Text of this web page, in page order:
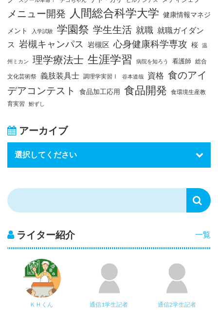
メニュー開発 人間総合科学大学 健康情報マネジ
メント
入学試験 学園祭 学生生活 就職 就職ガイダン
ス 岩槻キャンパス 岩槻区 心身健康科学専攻 桜 温
州ミカン 理学療法士 生涯学習 病院を知ろう 看護師 総合
文化芸術祭 義肢装具士 調理学実習Ⅰ 谷本道哉 資格 食のアイ
デアコンテスト
食品加工応用 食品開発 食環境生産教
育実習
鮒ずし
アーカイブ
一覧
ライター紹介
ＫＨくん 通信1学生記者 通信2学生記者